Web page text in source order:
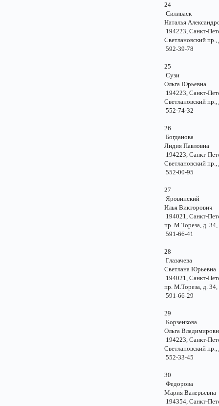
24
Силиваск
Наталья
194223, Санкт-
Светлановский
592-39-78
25
Сузи
Ольга Юрьевна
194223, Санкт-
Светлановский
552-74-32
26
Богданова
Лидия
194223, Санкт-
Светлановский
552-00-95
27
Яровинский
Илья
194021, Санкт-
пр. М.Тореза, д. 34,
591-66-41
28
Глазачева
Светлана
194021, Санкт-
пр. М.Тореза, д. 34,
591-66-29
29
Корзенкова
Ольга
194223, Санкт-
Светлановский
552-33-45
30
Федорова
Мария
194354, Санкт-